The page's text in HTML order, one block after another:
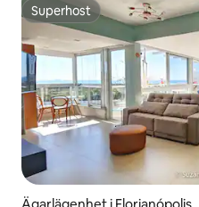
Superhost
Superhost